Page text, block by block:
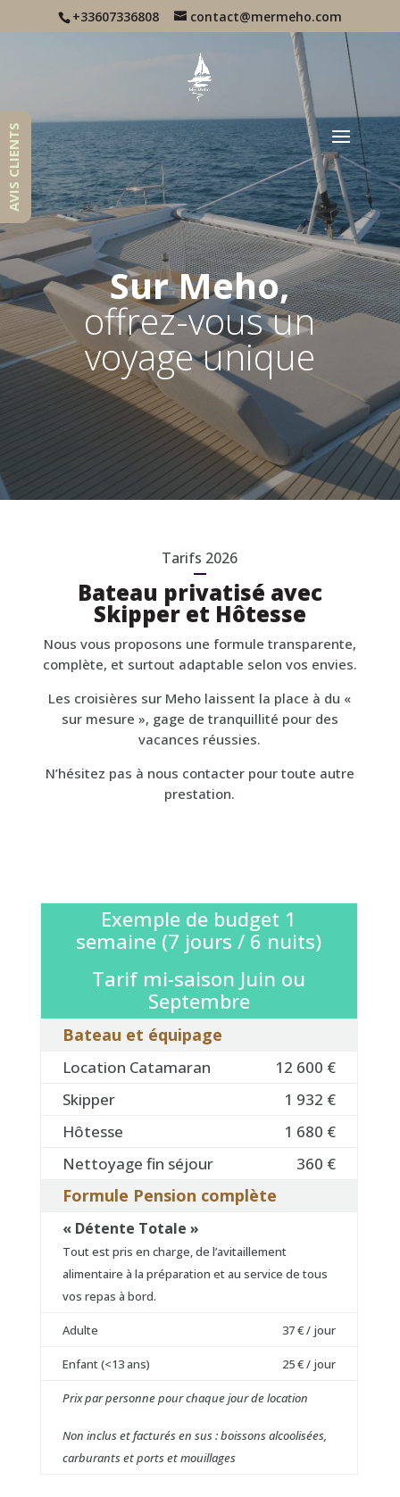
+33607336808 contact@mermeho.com
Sur Meho,
offrez-vous un
voyage unique
Tarifs 2026
Bateau privatisé avec
Skipper et Hôtesse
Nous vous proposons une formule transparente,
complète, et surtout adaptable selon vos envies.
Les croisières sur Meho laissent la place à du «
sur mesure », gage de tranquillité pour des
vacances réussies.
N’hésitez pas à nous contacter pour toute autre
prestation.
Exemple de budget 1
semaine (7 jours / 6 nuits)
Tarif mi-saison Juin ou
Septembre
Bateau et équipage
Location Catamaran
12 600 €
Skipper
1 932 €
Hôtesse
1 680 €
Nettoyage fin séjour
360 €
Formule Pension complète
« Détente Totale »
Tout est pris en charge, de l’avitaillement
alimentaire à la préparation et au service de tous
vos repas à bord.
Adulte 37 € / jour
Enfant (<13 ans) 25 € / jour
Prix par personne pour chaque jour de location
Non inclus et facturés en sus : boissons alcoolisées,
carburants et ports et mouillages
AVIS CLIENTS